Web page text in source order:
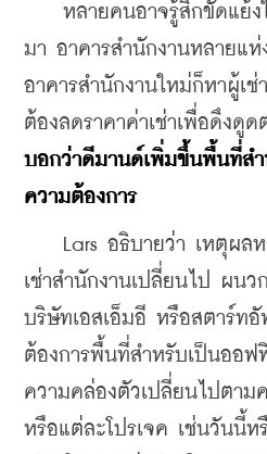
หลายคนอาจรู้สึกขัดแย้งใ
มา อาคารสำนักงานหลายแ
อาคารสำนักงานใหม่ก็หาผู้เ
ต้องลดราคาค่าเช่าเพื่อดึงดูด
บอกว่าดีมานด์เพิ่มขึ้นพื้นที่ส
ความต้องการ
Lars อธิบายว่า เหตุผลห
เช่าสำนักงานเปลี่ยนไป ผนว
บริษัทเอสเอ็มอี หรือสตาร์ท
ต้องการพื้นที่สำหรับเป็นออ
ความคล่องตัวเปลี่ยนไปตาม
หรือแต่ละโปรเจค เช่นวันนี้ห